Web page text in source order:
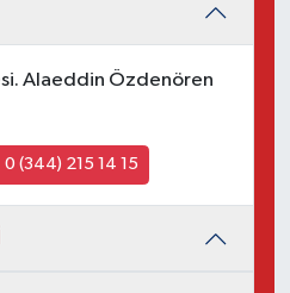
Alaeddin Özdenören
0 (344) 215 14 15